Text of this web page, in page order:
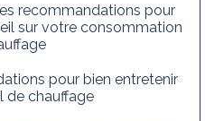
recommandations pour
sur votre consommation
pour bien entretenir
de chauffage